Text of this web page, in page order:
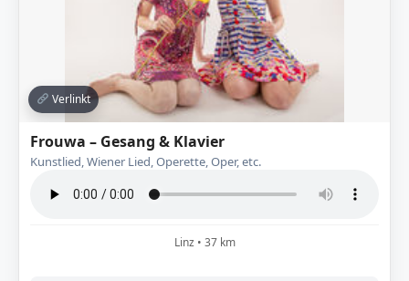
Verlinkt
Frouwa – Gesang & Klavier
Kunstlied, Wiener Lied, Operette, Oper, etc.
Linz • 37 km